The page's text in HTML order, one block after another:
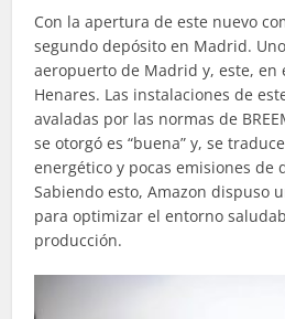
Con la apertura de este nuevo
segundo depósito en Madrid.
aeropuerto de Madrid y, este, en
Henares. Las instalaciones de
avaladas por las normas de
se otorgó es “buena” y, se
energético y pocas emisiones de
Sabiendo esto, Amazon dispuso
para optimizar el entorno
producción.